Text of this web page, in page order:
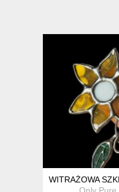
WITRAŻOWA
Only Pure